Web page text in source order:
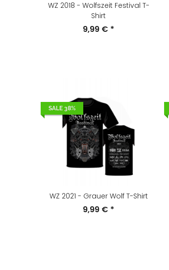
WZ 2018 - Wolfszeit Festival T-
Shirt
9,99 € *
SALE 38%
WZ 2021 - Grauer Wolf T-Shirt
9,99 € *